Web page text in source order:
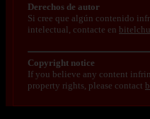
Derechos de autor
Si cree que algún contenido
intelectual, contacte en
Copyright notice
If you believe any content
property rights, please contact